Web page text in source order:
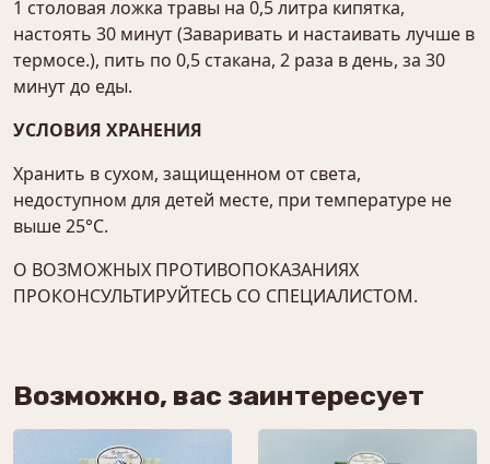
1 столовая ложка травы на 0,5 литра кипятка,
настоять 30 минут (Заваривать и настаивать лучше в
термосе.), пить по 0,5 стакана, 2 раза в день, за 30
минут до еды.
УСЛОВИЯ ХРАНЕНИЯ
Хранить в сухом, защищенном от света,
недоступном для детей месте, при температуре не
выше 25°С.
О ВОЗМОЖНЫХ ПРОТИВОПОКАЗАНИЯХ
ПРОКОНСУЛЬТИРУЙТЕСЬ СО СПЕЦИАЛИСТОМ.
Возможно, вас заинтересует